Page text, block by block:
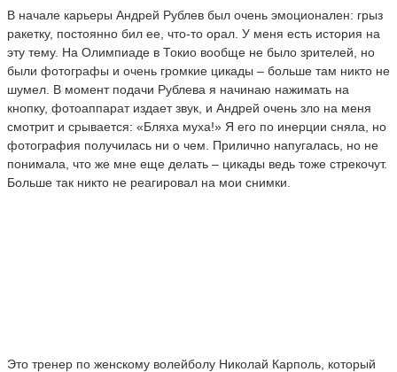
В начале карьеры Андрей Рублев был очень эмоционален: грыз
ракетку, постоянно бил ее, что-то орал. У меня есть история на
эту тему. На Олимпиаде в Токио вообще не было зрителей, но
были фотографы и очень громкие цикады – больше там никто не
шумел. В момент подачи Рублева я начинаю нажимать на
кнопку, фотоаппарат издает звук, и Андрей очень зло на меня
смотрит и срывается: «Бляха муха!» Я его по инерции сняла, но
фотография получилась ни о чем. Прилично напугалась, но не
понимала, что же мне еще делать – цикады ведь тоже стрекочут.
Больше так никто не реагировал на мои снимки.
Это тренер по женскому волейболу Николай Карполь, который